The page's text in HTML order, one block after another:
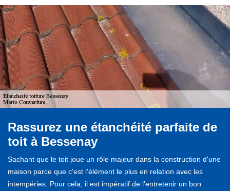
Rassurez une étanchéité parfaite de
toit à Bessenay
Sachant que le toit joue un rôle majeur dans la construction d'une
maison parce que c'est l'élément le plus en relation avec les
intempéries. Pour cela, il est impératif de l'entretenir un bon